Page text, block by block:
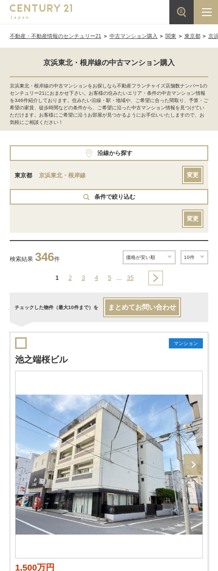
不動産・不動産情報のセンチュリー21 中古マンション購入 関東 東京都 京
京浜東北・根岸線の中古マンション購入
京浜東北・根岸線の中古マンションをお探しなら不動産フランチャイズ店舗数ナンバー1の
センチュリー21におまかせ下さい。お客様の住みたいエリア・条件の中古マンション情報
を346件紹介しております。住みたい沿線・駅・地域や、ご希望に合った間取り、予算・ご
希望の家賃、徒歩時間などの条件から、ご希望に沿った中古マンション情報を見つけてい
ただけます。お客様にご希望に沿うお部屋が見つかるようにお手伝いいたしますので、お
気軽にご相談ください！
沿線から探す
東京都 京浜東北・根岸線 変更
条件で絞り込む
変更
検索結果 346件
1 2 3 4 5 … 35
チェックした物件（最大10件まで）を まとめてお問い合わせ
マンション
池之端桜ビル
1,500万円